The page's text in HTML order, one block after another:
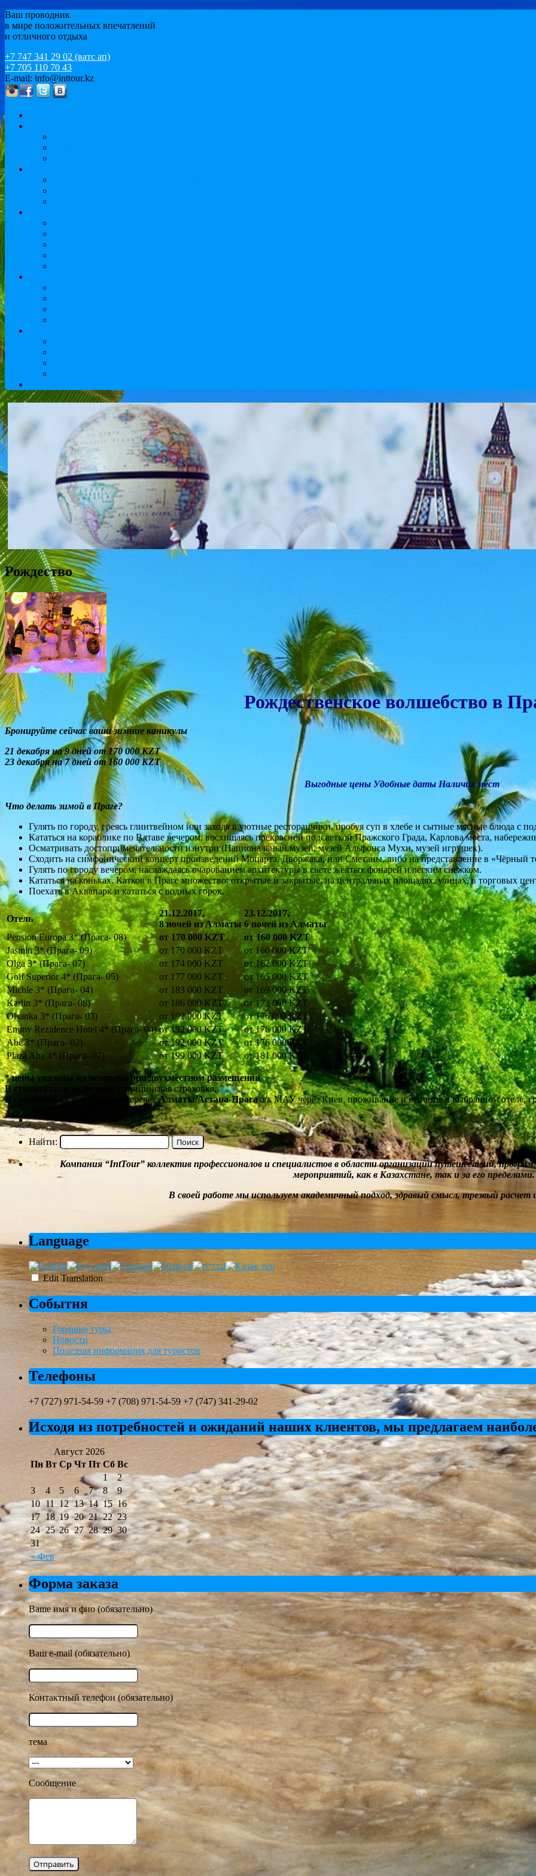
Ваш проводник
в мире положительных впечатлений
и отличного отдыха
+7 747 341 29 02 (ватс ап)
+7 705 110 70 43
E-mail: info@inttour.kz
Рождество
Рождественское волшебство в
Бронируйте сейчас ваши зимние каникулы
21 декабря на 9 дней от 170 000 KZT
23 декабря на 7 дней от 160 000 KZT
Выгодные цены Удобные даты Наличие мест
Что делать зимой в Праге?
Гулять по городу, греясь глинтвейном или заходя в уютные ресторанчики, пробуя суп в хлебе и сытные мясные блюда с
Кататься на кораблике по Влтаве вечером, восхищаясь прекрасной подсветкой Пражского Града, Карлова моста,
Осматривать достопримечательности изнутри (Национальный музей, музей Альфонса Мухи, музей игрушек).
Сходить на симфонический концерт произведений Моцарта, Дворжака, или Сметаны, либо на представление в «Чёрный
Гулять по городу вечером, наслаждаясь очарованием архитектуры в свете жёлтых фонарей и лёгким снежком.
Кататься на коньках. Катков в Праге множество: открытые и закрытые, на центральных площадях, улицах, в торговых
Поехать в Аквапарк и кататься с водных горок.
Отель
21.12.2017,
8 ночей из Алматы
23.12.2017,
6 ночей из Алматы
Pension Europa 3* (Прага- 08)
от 170 000 KZT
от 160 000 KZT
Jasmin 3* (Прага- 09)
от 170 000 KZT
от 160 000 KZT
Olga 3* (Прага- 07)
от 174 000 KZT
от 162 000 KZT
Golf Superior 4* (Прага- 05)
от 177 000 KZT
от 165 000 KZT
Michle 3* (Прага- 04)
от 183 000 KZT
от 169 000 KZT
Karlin 3* (Прага- 08)
от 186 000 KZT
от 172 000 KZT
Olsanka 3* (Прага- 03)
от 192 000 KZT
от 176 000 KZT
Emmy Rezidence Hotel 4* (Прага- 04) от 192 000 KZT
от 176 000 KZT
Abe 3* (Прага- 02)
от 192 000 KZT
от 176 000 KZT
Plaza Alta 4* (Прага- 07)
от 199 000 KZT от 181 000 KZT
* цены указаны на человека при двухместном размещении
В стоимость
медицинская страховка,виза.
В стоимость
включено: авиаперелетАлматы/Астана-Прагаа/к МАУ через Киев, проживание и питание в выбранном отеле,
Найти:
Компания “IntTour” коллектив профессионалов и специалистов в областиорганизации путешествий,
мероприятий, как в Казахстане, так и за его пределами.
В своей работе мыиспользуем академичный подход, здравый смысл, трезвый
Language
Edit Translation
События
Горящие туры
Новости
Полезная информация для туристов
Телефоны
+7 (727) 971-54-59 +7 (708) 971-54-59 +7 (747) 341-29-02
Исходя из потребностей и ожиданий наших клиентов, мы предлагаем
Август 2026
Пн Вт Ср Чт Пт Сб Вс
« Фев
1
2
3
4 5 6 7 8
9
10 11 12 13 14 15 16
17 18 19 20 21 22 23
24 25 26 27 28 29 30
31
Форма заказа
Ваше имя и фио (обязательно)
Ваш e-mail (обязательно)
Контактный телефон (обязательно)
тема
Сообщение